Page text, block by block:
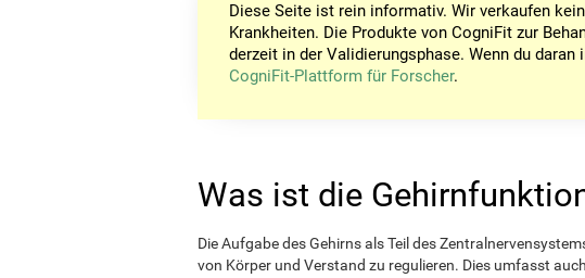
Diese Seite ist rein informativ. Wir verkaufen
Krankheiten. Die Produkte von CogniFit zur
derzeit in der Validierungsphase. Wenn du
CogniFit-Plattform für Forscher.
Was ist die
Die Aufgabe des Gehirns als Teil des
von Körper und Verstand zu regulieren. Dies umfasst